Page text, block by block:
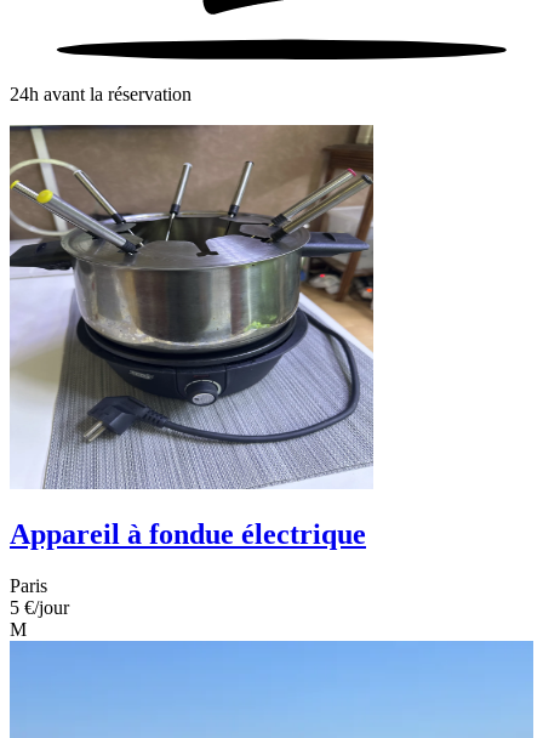
24h avant la réservation
Appareil à fondue électrique
Paris
5 €/jour
M